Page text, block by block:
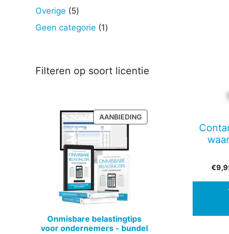
€
Overige 55
producten
Geen categorie 11
Filteren op soort licentie
AANBIEDINGPRODUCT
IN
Onmisbare belastingtips
voor ondernemers - bundel